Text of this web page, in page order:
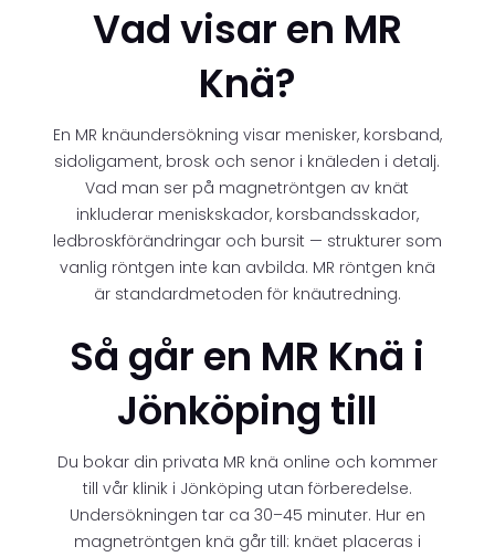
Vad visar en MR
Knä?
En MR knäundersökning visar menisker, korsband,
sidoligament, brosk och senor i knäleden i detalj.
Vad man ser på magnetröntgen av knät
inkluderar meniskskador, korsbandsskador,
ledbroskförändringar och bursit — strukturer som
vanlig röntgen inte kan avbilda. MR röntgen knä
är standardmetoden för knäutredning.
Så går en MR Knä i
Jönköping till
Du bokar din privata MR knä online och kommer
till vår klinik i Jönköping utan förberedelse.
Undersökningen tar ca 30–45 minuter. Hur en
magnetröntgen knä går till: knäet placeras i